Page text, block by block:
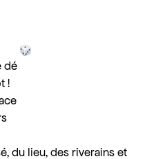
dé
!
du lieu, des riverains et